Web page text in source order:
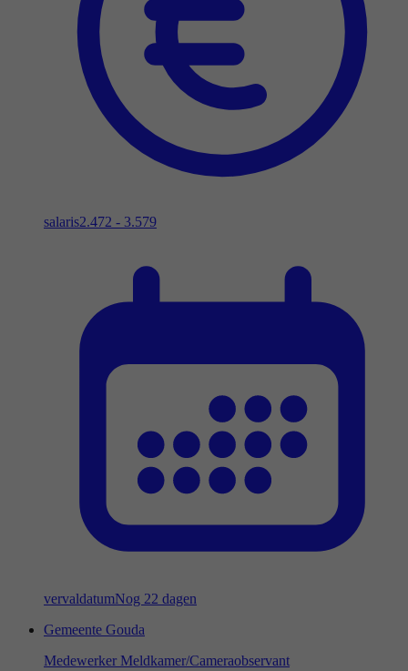
salaris2.472 - 3.579
vervaldatumNog 22 dagen
Gemeente Gouda
Medewerker Meldkamer/Cameraobservant